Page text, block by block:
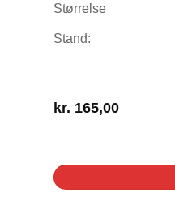
Størrelse
Stand:
kr. 165,00